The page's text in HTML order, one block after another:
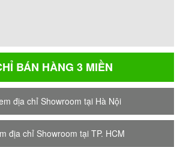
BÁN HÀNG 3 MIỀN
địa chỉ Showroom tại Hà Nội
địa chỉ Showroom tại TP. HCM